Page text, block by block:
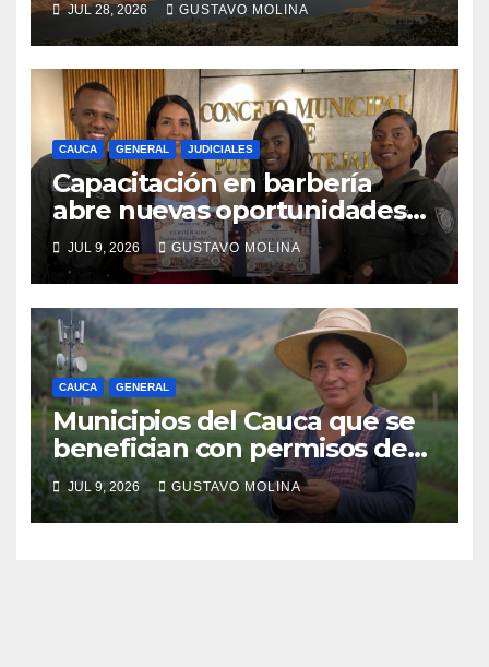
JUL 28, 2026 GUSTAVO MOLINA
CAUCA GENERAL JUDICIALES
Capacitación en barbería
abre nuevas oportunidades
para los jóvenes de Puerto
Tejada, Cauca
JUL 9, 2026 GUSTAVO MOLINA
CAUCA GENERAL
Municipios del Cauca que se
benefician con permisos de
uso de la banda de 900 MHz.
para conectividad digital
JUL 9, 2026 GUSTAVO MOLINA